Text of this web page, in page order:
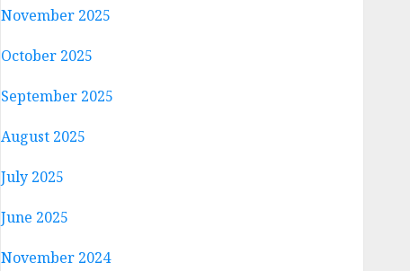
November 2025
October 2025
September 2025
August 2025
July 2025
June 2025
November 2024